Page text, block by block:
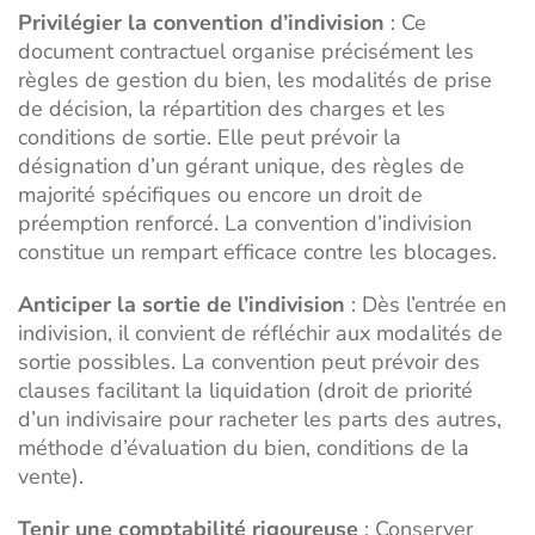
Privilégier la convention d’indivision : Ce
document contractuel organise précisément les
règles de gestion du bien, les modalités de prise
de décision, la répartition des charges et les
conditions de sortie. Elle peut prévoir la
désignation d’un gérant unique, des règles de
majorité spécifiques ou encore un droit de
préemption renforcé. La convention d’indivision
constitue un rempart efficace contre les blocages.
Anticiper la sortie de l’indivision : Dès l’entrée en
indivision, il convient de réfléchir aux modalités de
sortie possibles. La convention peut prévoir des
clauses facilitant la liquidation (droit de priorité
d’un indivisaire pour racheter les parts des autres,
méthode d’évaluation du bien, conditions de la
vente).
Tenir une comptabilité rigoureuse : Conserver